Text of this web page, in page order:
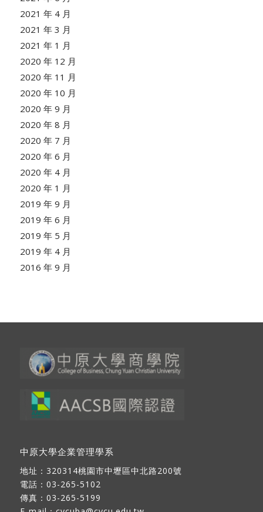
2021 年 4 月
2021 年 3 月
2021 年 1 月
2020 年 12 月
2020 年 11 月
2020 年 10 月
2020 年 9 月
2020 年 8 月
2020 年 7 月
2020 年 6 月
2020 年 4 月
2020 年 1 月
2019 年 9 月
2019 年 6 月
2019 年 5 月
2019 年 4 月
2016 年 9 月
中原大學企業管理學系
地址： 320314桃園市中壢區中北路200號
電話：03-265-5102
傳真：03-265-5199